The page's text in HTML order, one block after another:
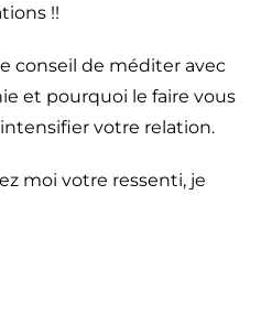
!!
conseil de méditer avec
et pourquoi le faire vous
votre relation.
moi votre ressenti, je